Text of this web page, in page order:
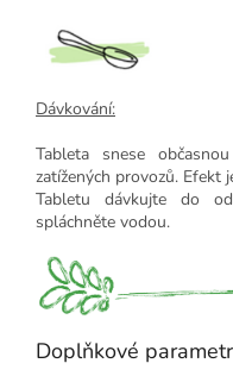
Dávkování:
Tableta snese
zatížených provozů. Efekt
Tabletu dávkujte do
spláchněte vodou.
Doplňkové